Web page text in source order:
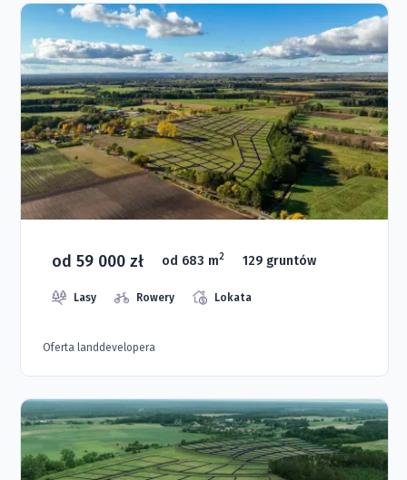
od 59 000 zł od 683 m2 129 gruntów
Lasy Rowery Lokata
Oferta landdevelopera